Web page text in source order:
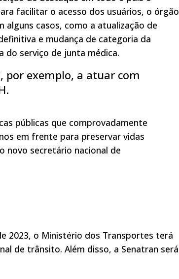
facilitar o acesso dos usuários, o órgão
alguns casos, como a atualização de
e mudança de categoria da
do serviço de junta médica.
por exemplo, a atuar com
públicas que comprovadamente
em frente para preservar vidas
novo secretário nacional de
2023, o Ministério dos Transportes terá
de trânsito. Além disso, a Senatran será